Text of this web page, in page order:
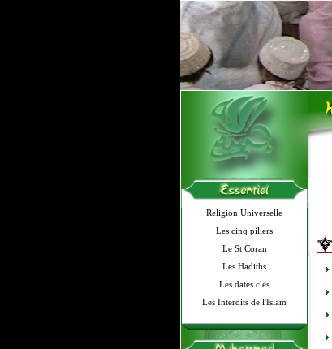
Religion Universelle
Les cinq piliers
Le St Coran
Les Hadiths
Les dates clés
Les Interdits de l'Islam